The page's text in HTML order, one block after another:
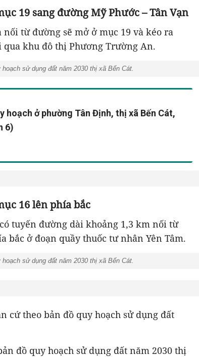
19 sang đường Mỹ Phước – Tân Vạn
từ đường sẽ mở ở mục 19 và kéo ra
qua khu đô thị Phương Trường An.
sử dụng đất năm 2030 thị xã Bến Cát.
hoạch ở phường Tân Định, thị xã Bến Cát,
6)
16 lên phía bắc
tuyến đường dài khoảng 1,3 km nối từ
bắc ở đoạn quầy thuốc tư nhân Yên Tâm.
sử dụng đất năm 2030 thị xã Bến Cát.
cứ theo bản đồ quy hoạch sử dụng đất
đồ quy hoạch sử dụng đất năm 2030 thị